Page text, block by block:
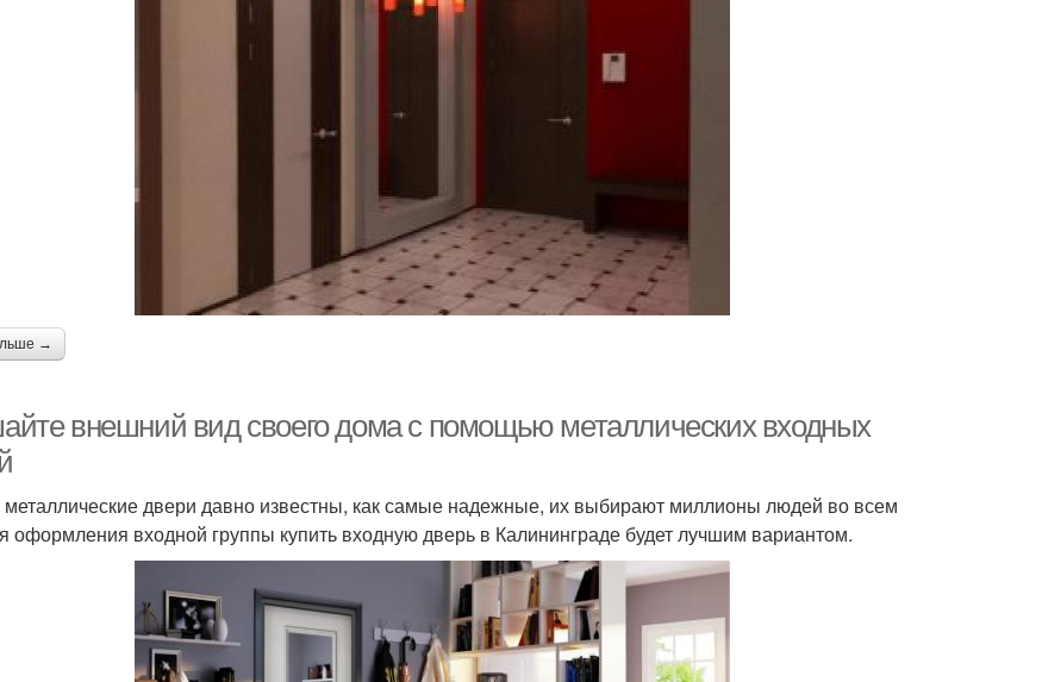
→
внешний вид своего дома с помощью металлических входных
двери давно известны, как самые надежные, их выбирают миллионы людей во всем
оформления входной группы купить входную дверь в Калининграде будет лучшим вариантом.